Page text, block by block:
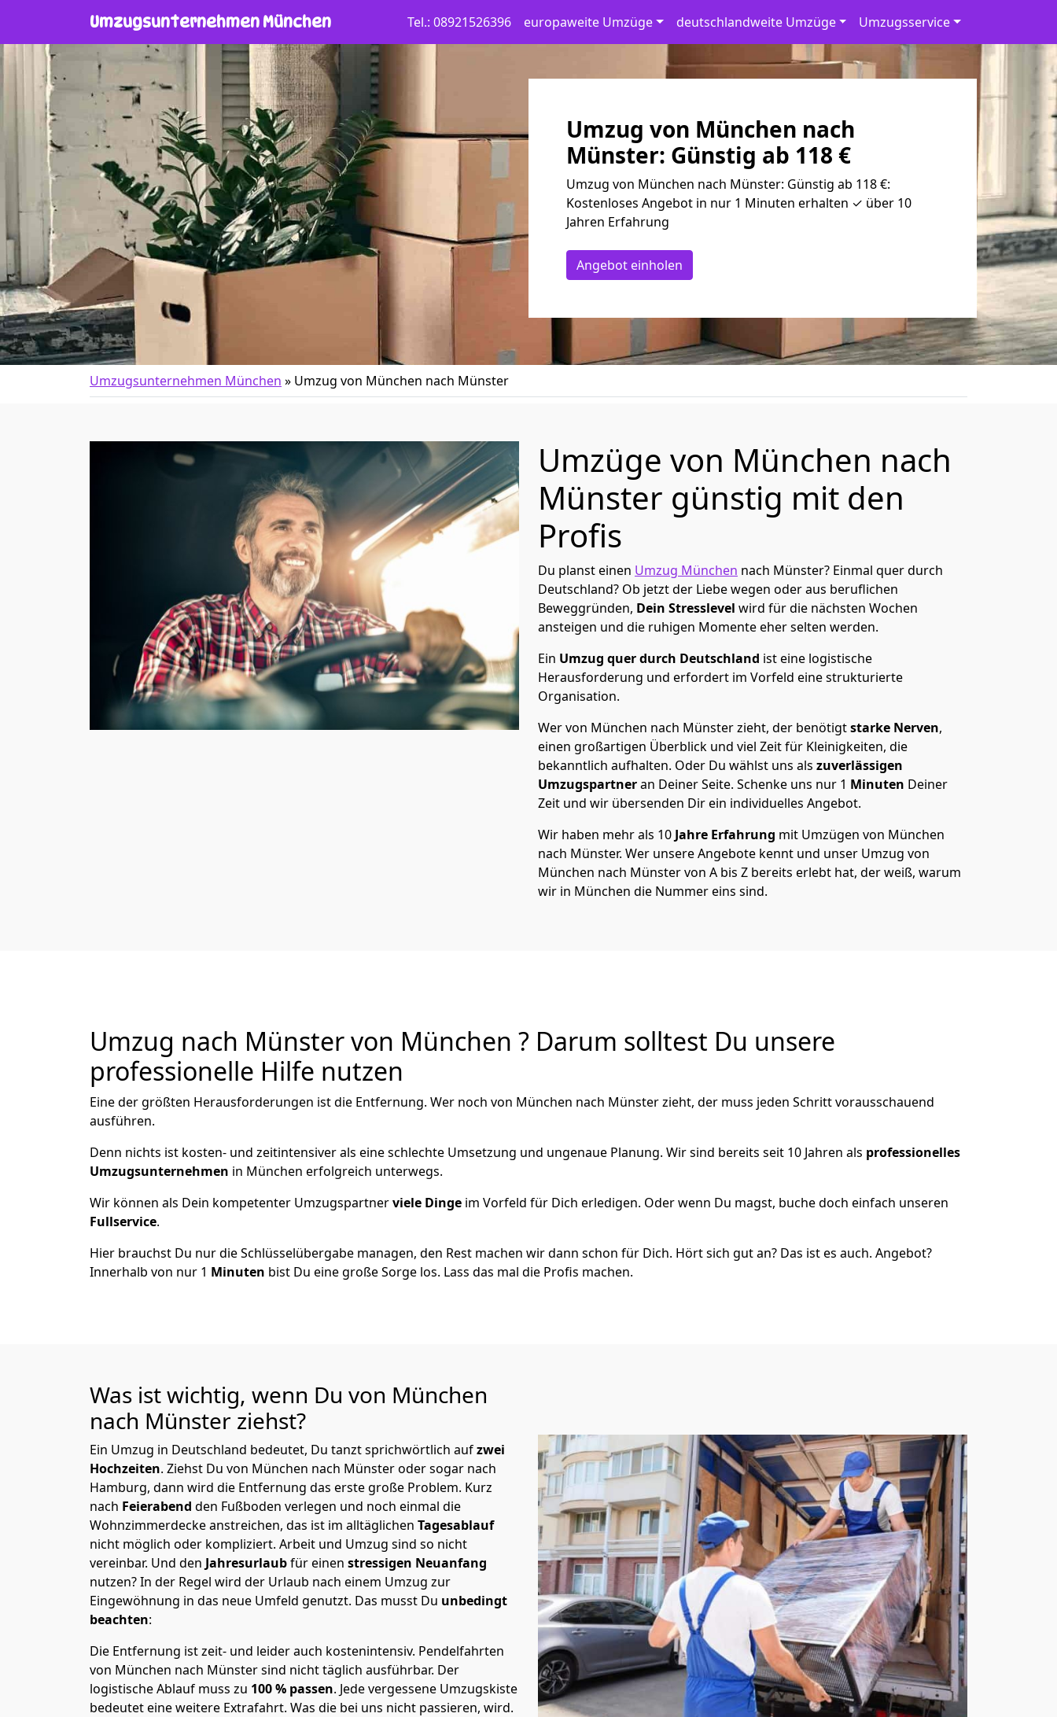
Umzugsunternehmen München Tel.: 08921526396 europaweite Umzüge deutschlandweite Umzüge Umzugsservice
Umzug von München nach
Münster: Günstig ab 118 €
Umzug von München nach Münster: Günstig ab 118 €:
Kostenloses Angebot in nur 1 Minuten erhalten ✓ über 10
Jahren Erfahrung
Angebot einholen
Umzugsunternehmen München » Umzug von München nach Münster
Umzüge von München nach
Münster günstig mit den
Profis
Du planst einen Umzug München nach Münster? Einmal quer durch
Deutschland? Ob jetzt der Liebe wegen oder aus beruflichen
Beweggründen, Dein Stresslevel wird für die nächsten Wochen
ansteigen und die ruhigen Momente eher selten werden.
Ein Umzug quer durch Deutschland ist eine logistische
Herausforderung und erfordert im Vorfeld eine strukturierte
Organisation.
Wer von München nach Münster zieht, der benötigtstarke Nerven,
einen großartigen Überblick und viel Zeit für Kleinigkeiten, die
bekanntlich aufhalten. Oder Du wählst uns als zuverlässigen
Umzugspartneran Deiner Seite. Schenke uns nur 1 Minuten Deiner
Zeit und wir übersenden Dir ein individuelles Angebot.
Wir haben mehr als 10 Jahre Erfahrung mit Umzügen von München
nach Münster. Wer unsere Angebote kennt und unser Umzug von
München nach Münster von A bis Z bereits erlebt hat, der weiß, warum
wir in München die Nummer eins sind.
Umzug nach Münster von München ? Darum solltest Du unsere
professionelle Hilfe nutzen
Eine der größten Herausforderungen ist die Entfernung. Wer noch von München nach Münster zieht, der muss jeden Schritt vorausschauend
ausführen.
Denn nichts ist kosten- und zeitintensiver als eine schlechte Umsetzung und ungenaue Planung. Wir sind bereits seit 10 Jahren als professionelles
Umzugsunternehmen in München erfolgreich unterwegs.
Wir können als Dein kompetenter Umzugspartnerviele Dinge im Vorfeld für Dich erledigen. Oder wenn Du magst, buche doch einfach unseren
Fullservice.
Hier brauchst Du nur die Schlüsselübergabe managen, den Rest machen wir dann schon für Dich. Hört sich gut an? Das ist es auch. Angebot?
Innerhalb von nur 1 Minuten bist Du eine große Sorge los. Lass das mal die Profis machen.
Was ist wichtig, wenn Du von München
nach Münster ziehst?
Ein Umzug in Deutschland bedeutet, Du tanzt sprichwörtlich aufzwei
Hochzeiten. Ziehst Du von München nach Münster oder sogar nach
Hamburg, dann wird die Entfernung das erste große Problem. Kurz
nach Feierabend den Fußboden verlegen und noch einmal die
Wohnzimmerdecke anstreichen, das ist im alltäglichen Tagesablauf
nicht möglich oder kompliziert. Arbeit und Umzug sind so nicht
vereinbar. Und den Jahresurlaubfür einen stressigen Neuanfang
nutzen? In der Regel wird der Urlaub nach einem Umzug zur
Eingewöhnung in das neue Umfeld genutzt. Das musst Du unbedingt
beachten:
Die Entfernung ist zeit- und leider auch kostenintensiv. Pendelfahrten
von München nach Münster sind nicht täglich ausführbar. Der
logistische Ablauf muss zu 100 % passen. Jede vergessene Umzugskiste
bedeutet eine weitere Extrafahrt. Was die bei uns nicht passieren, wird.